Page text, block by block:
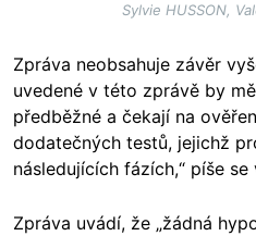
Sylvie HUSSON,
Zpráva neobsahuje závěr
uvedené v této zprávě by
předběžné a čekají na
dodatečných testů, jejichž
následujících fázích,“ píše se
Zpráva uvádí, že „žádná